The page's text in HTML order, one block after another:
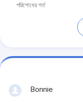
পরিশোধের শর্ত
Bonnie